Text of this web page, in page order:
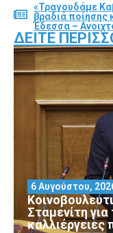
«Τραγουδάμε
βραδιά ποίησης
Έδεσσα –
ΔΕΊΤΕ
Σταμενίτη
6 Αυγούστου,